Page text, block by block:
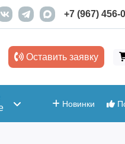
+7 (967) 456-
Оставить заявку
Новинки